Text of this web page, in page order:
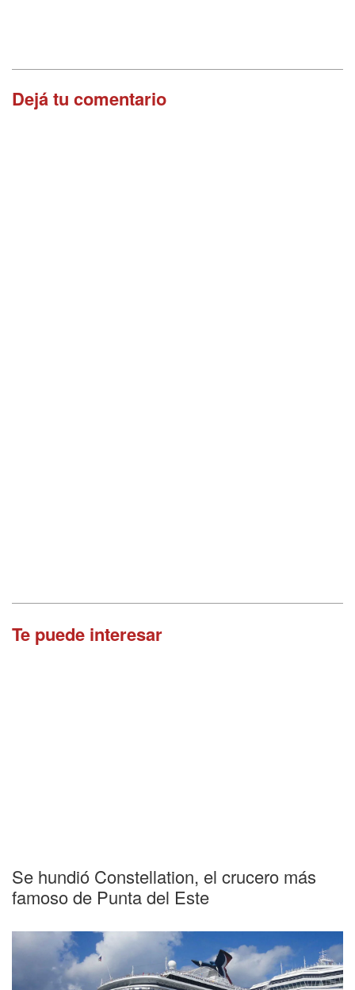
Dejá tu comentario
Te puede interesar
Se hundió Constellation, el crucero más
famoso de Punta del Este